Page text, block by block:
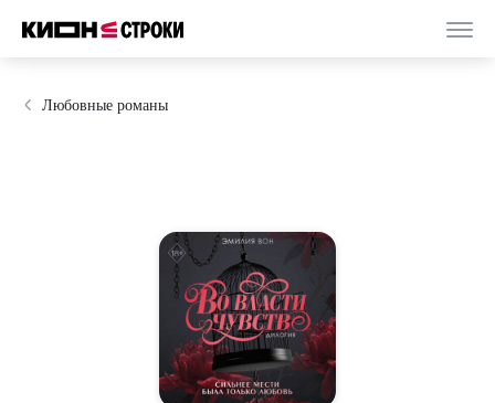
Любовные романы